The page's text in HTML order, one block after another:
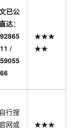
已公
达：
/
★★★
★★
行搜
网或
★★★